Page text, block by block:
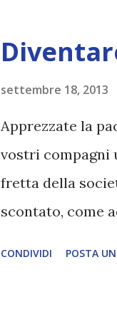
http://
carry-sparkles-
settembre 18, 2013
Apprezzate la
vostri compagni
fretta della
scontato, come
CONDIVIDI POSTA